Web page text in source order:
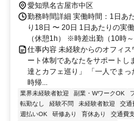
愛知県名古屋市中区
勤務時間詳細 実働時間：1日あ
り18日 〜 20日 1日あたりの実
（休憩1h） ※時差出勤（10時
仕事内容 未経験からのオフィ
ート体制であなたをサポートし
達とカフェ巡り」 「一人でま
時帰...
業界未経験者歓迎 副業・WワークOK
転勤なし
経験不問 未経験者歓迎 交通
週払いOK
研修あり 育休あり 交通費